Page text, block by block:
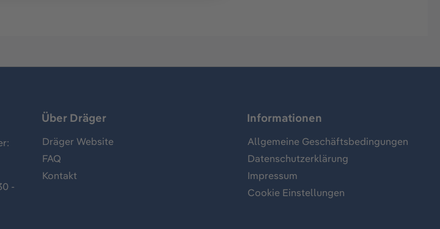
-
Über Dräger
Dräger Website
FAQ
Kontakt
Informationen
Allgemeine Geschäftsbedingungen
Datenschutzerklärung
Impressum
Cookie Einstellungen